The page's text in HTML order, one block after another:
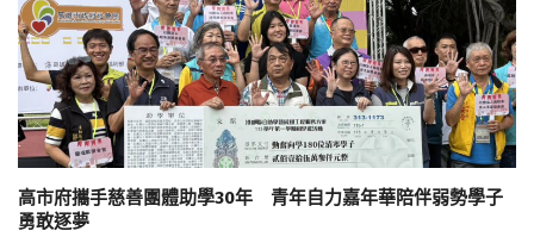
高市府攜手慈善團體助學30年 青年自力嘉年華陪伴弱勢學子
勇敢逐夢